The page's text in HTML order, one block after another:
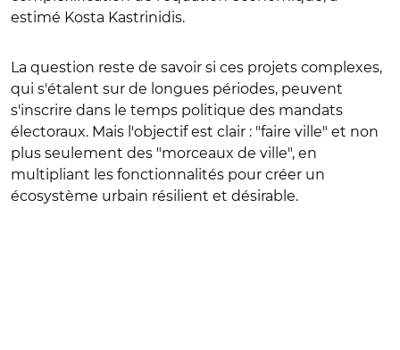
estimé Kosta Kastrinidis.
La question reste de savoir si ces projets complexes,
qui s'étalent sur de longues périodes, peuvent
s'inscrire dans le temps politique des mandats
électoraux. Mais l'objectif est clair : "faire ville" et non
plus seulement des "morceaux de ville", en
multipliant les fonctionnalités pour créer un
écosystème urbain résilient et désirable.